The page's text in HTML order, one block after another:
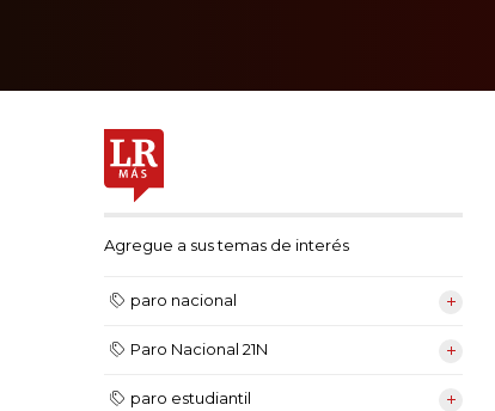
Agregue a sus temas de interés
paro nacional
Paro Nacional 21N
paro estudiantil